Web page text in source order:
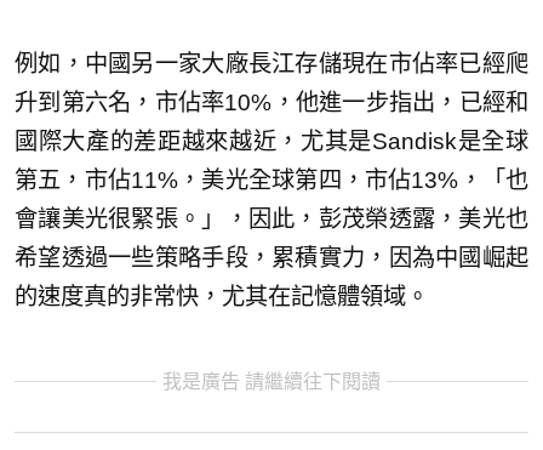
例如，中國另一家大廠長江存儲現在市佔率已經爬
升到第六名，市佔率10%，他進一步指出，已經和
國際大產的差距越來越近，尤其是Sandisk是全球
第五，市佔11%，美光全球第四，市佔13%，「也
會讓美光很緊張。」，因此，彭茂榮透露，美光也
希望透過一些策略手段，累積實力，因為中國崛起
的速度真的非常快，尤其在記憶體領域。
我是廣告 請繼續往下閱讀